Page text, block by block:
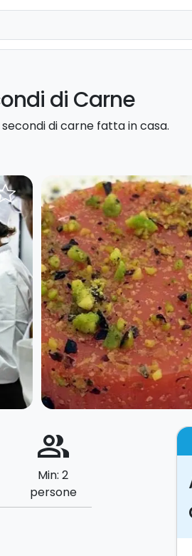
di Carne
di carne fatta in casa.
people_alt
Min: 2
persone